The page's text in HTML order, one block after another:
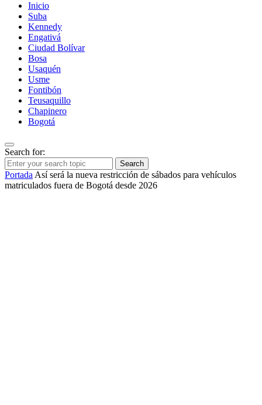
Inicio
Suba
Kennedy
Engativá
Ciudad Bolívar
Bosa
Usaquén
Usme
Fontibón
Teusaquillo
Chapinero
Bogotá
Search for:
Search
Portada Así será la nueva restricción de sábados para vehículos
matriculados fuera de Bogotá desde 2026